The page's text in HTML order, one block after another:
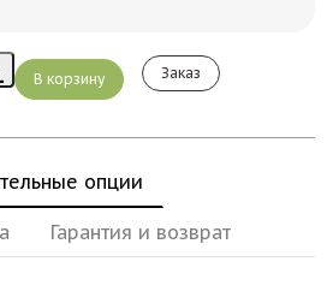
Заказ
опции
Гарантия и возврат